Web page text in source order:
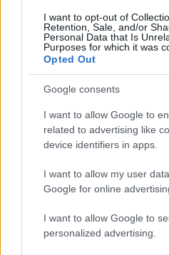
I want to opt-out of
Retention, Sale, and/or
Personal Data that Is
Purposes for which it was
Opted Out
Google consents
I want to allow Google to
related to advertising like
device identifiers in apps.
I want to allow my user
Google for online
I want to allow Google to
personalized advertising.
EZEKET IS
üres
Komoly
miközben
a